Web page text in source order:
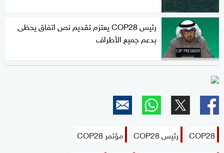
رئيس COP28 يعتزم تقديم نص اتفاق يحظى
بدعم جميع الأطراف
COP28 رئيس COP28
مؤتمر COP28